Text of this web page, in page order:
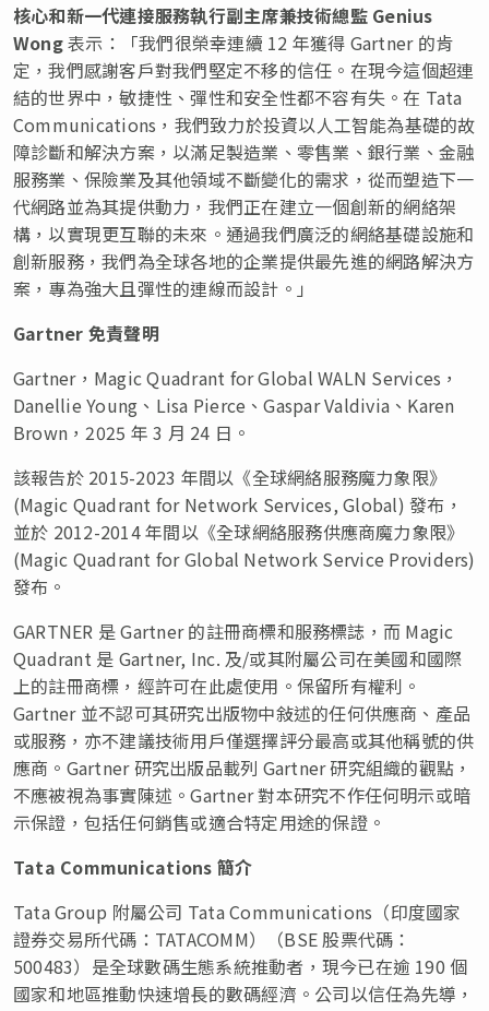
核心和新一代連接服務執行副主席兼技術總監 Genius
Wong表示：「我們很榮幸連續 12 年獲得 Gartner 的肯
定，我們感謝客戶對我們堅定不移的信任。在現今這個超連
結的世界中，敏捷性、彈性和安全性都不容有失。在 Tata
Communications，我們致力於投資以人工智能為基礎的故
障診斷和解決方案，以滿足製造業、零售業、銀行業、金融
服務業、保險業及其他領域不斷變化的需求，從而塑造下一
代網路並為其提供動力，我們正在建立一個創新的網絡架
構，以實現更互聯的未來。通過我們廣泛的網絡基礎設施和
創新服務，我們為全球各地的企業提供最先進的網路解決方
案，專為強大且彈性的連線而設計。」
Gartner 免責聲明
Gartner，Magic Quadrant for Global WALN Services，
Danellie Young、Lisa Pierce、Gaspar Valdivia、Karen
Brown，2025 年 3 月 24 日。
該報告於 2015-2023 年間以《全球網絡服務魔力象限》
(Magic Quadrant for Network Services, Global) 發布，
並於 2012-2014 年間以《全球網絡服務供應商魔力象限》
(Magic Quadrant for Global Network Service Providers)
發布。
GARTNER 是 Gartner 的註冊商標和服務標誌，而 Magic
Quadrant 是 Gartner, Inc. 及/或其附屬公司在美國和國際
上的註冊商標，經許可在此處使用。保留所有權利。
Gartner 並不認可其研究出版物中敍述的任何供應商、產品
或服務，亦不建議技術用戶僅選擇評分最高或其他稱號的供
應商。Gartner 研究出版品載列 Gartner 研究組織的觀點，
不應被視為事實陳述。Gartner 對本研究不作任何明示或暗
示保證，包括任何銷售或適合特定用途的保證。
Tata Communications 簡介
Tata Group 附屬公司 Tata Communications（印度國家
證券交易所代碼：TATACOMM）（BSE 股票代碼：
500483）是全球數碼生態系統推動者，現今已在逾 190 個
國家和地區推動快速增長的數碼經濟。公司以信任為先導，